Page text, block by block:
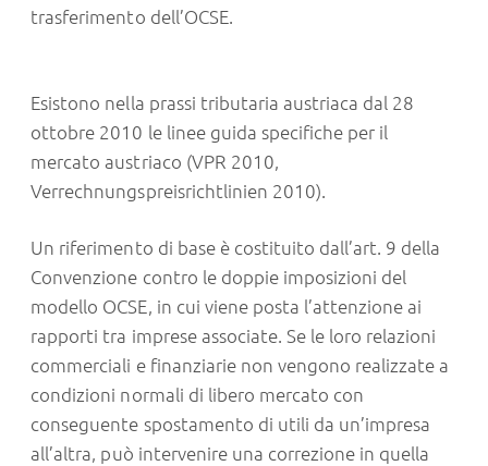
trasferimento dell’OCSE.
Esistono nella prassi tributaria austriaca dal 28
ottobre 2010 le linee guida specifiche per il
mercato austriaco (VPR 2010,
Verrechnungspreisrichtlinien 2010).
Un riferimento di base è costituito dall’art. 9 della
Convenzione contro le doppie imposizioni del
modello OCSE, in cui viene posta l’attenzione ai
rapporti tra imprese associate. Se le loro relazioni
commerciali e finanziarie non vengono realizzate a
condizioni normali di libero mercato con
conseguente spostamento di utili da un’impresa
all’altra, può intervenire una correzione in quella